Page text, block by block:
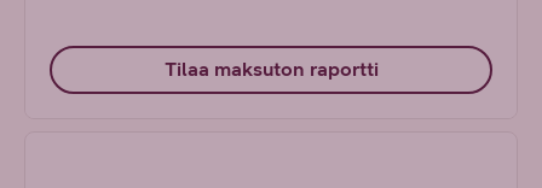
Tilaa maksuton raportti